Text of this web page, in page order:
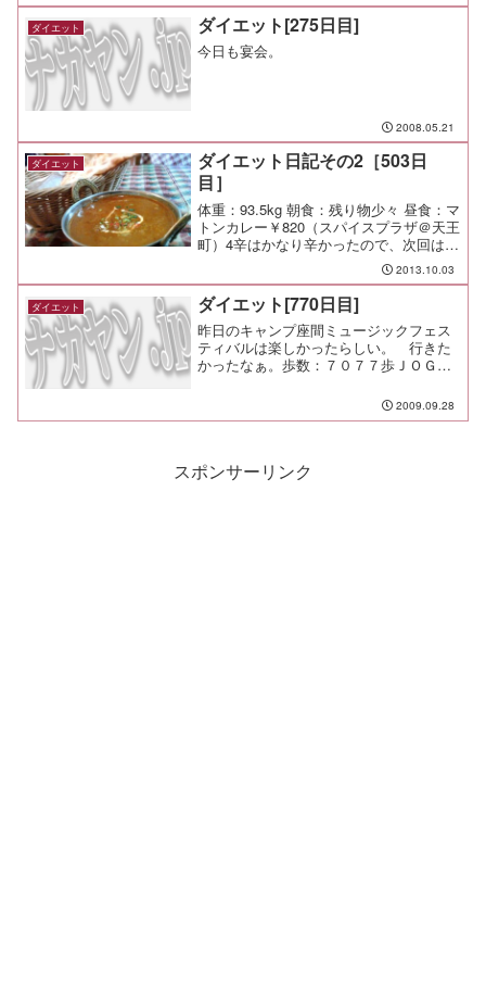
ダイエット ダイエット[275日目]
今日も宴会。
2008.05.21
ダイエット
ダイエット日記その2［503日
目］
体重：93.5kg 朝食：残り物少々 昼食：マ
トンカレー￥820（スパイスプラザ＠天王
町）4辛はかなり辛かったので、次回は3
辛にしておこう。 夕食： 間食： 運動：
2013.10.03
ダイエット ダイエット[770日目]
昨日のキャンプ座間ミュージックフェス
ティバルは楽しかったらしい。 行きた
かったなぁ。歩数：７０７７歩ＪＯＧ：
2009.09.28
スポンサーリンク